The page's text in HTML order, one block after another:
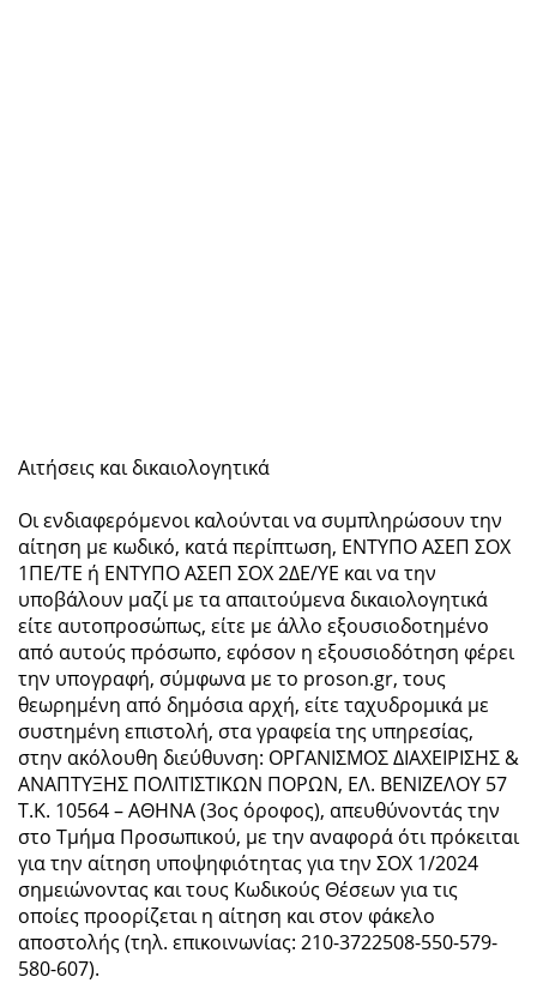
Αιτήσεις και δικαιολογητικά
Οι ενδιαφερόμενοι καλούνται να συμπληρώσουν την
αίτηση με κωδικό, κατά περίπτωση, ΕΝΤΥΠΟ ΑΣΕΠ ΣΟΧ
1ΠΕ/ΤΕ ή ΕΝΤΥΠΟ ΑΣΕΠ ΣΟΧ 2ΔΕ/ΥΕ και να την
υποβάλουν μαζί με τα απαιτούμενα δικαιολογητικά
είτε αυτοπροσώπως, είτε με άλλο εξουσιοδοτημένο
από αυτούς πρόσωπο, εφόσον η εξουσιοδότηση φέρει
την υπογραφή, σύμφωνα με το proson.gr, τους
θεωρημένη από δημόσια αρχή, είτε ταχυδρομικά με
συστημένη επιστολή, στα γραφεία της υπηρεσίας,
στην ακόλουθη διεύθυνση: ΟΡΓΑΝΙΣΜΟΣ ΔΙΑΧΕΙΡΙΣΗΣ &
ΑΝΑΠΤΥΞΗΣ ΠΟΛΙΤΙΣΤΙΚΩΝ ΠΟΡΩΝ, ΕΛ. ΒΕΝΙΖΕΛΟΥ 57
Τ.Κ. 10564 – ΑΘΗΝΑ (3ος όροφος), απευθύνοντάς την
στο Τμήμα Προσωπικού, με την αναφορά ότι πρόκειται
για την αίτηση υποψηφιότητας για την ΣΟΧ 1/2024
σημειώνοντας και τους Κωδικούς Θέσεων για τις
οποίες προορίζεται η αίτηση και στον φάκελο
αποστολής (τηλ. επικοινωνίας: 210-3722508-550-579-
580-607).